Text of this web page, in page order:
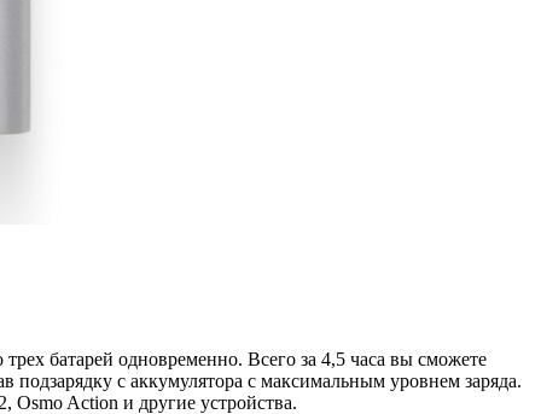
батарей одновременно. Всего за 4,5 часа вы сможете
подзарядку с аккумулятора с максимальным уровнем заряда.
Osmo Action и другие устройства.